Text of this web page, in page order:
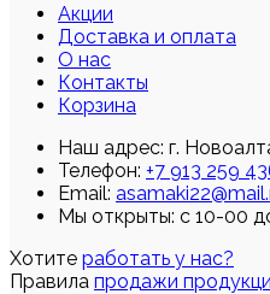
Акции
Доставка и оплата
О нас
Контакты
Корзина
Наш адрес: г.
Телефон: +7 913 259
Email:
Мы открыты: с 10-00
Хотите работать у нас?
Правила продажи